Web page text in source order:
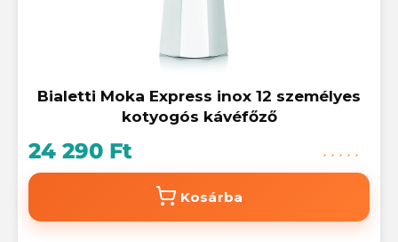
Bialetti Moka Express inox 12 személyes
kotyogós kávéfőző
24 290 Ft
Kosárba